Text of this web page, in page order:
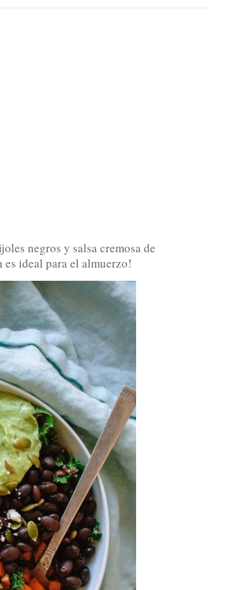
negros y salsa cremosa de
es ideal para el almuerzo!